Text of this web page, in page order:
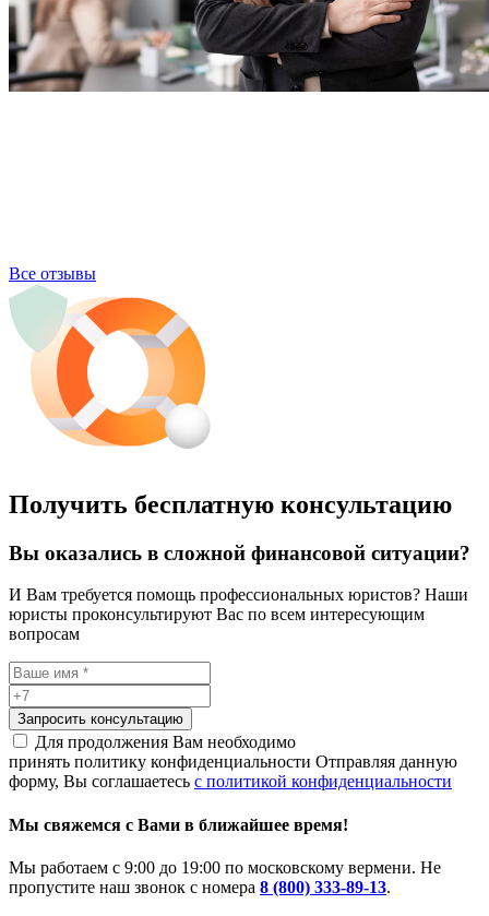
Все отзывы
Получить бесплатную консультацию
Вы оказались в сложной финансовой ситуации?
И Вам требуется помощь профессиональных юристов? Наши
юристы проконсультируют Вас по всем интересующим
вопросам
Запросить консультацию
Для продолжения Вам необходимо
принять политику конфиденциальности Отправляя данную
форму, Вы соглашаетесь с политикой конфиденциальности
Мы свяжемся с Вами в ближайшее время!
Мы работаем с 9:00 до 19:00 по московскому вермени. Не
пропустите наш звонок с номера 8 (800) 333-89-13.